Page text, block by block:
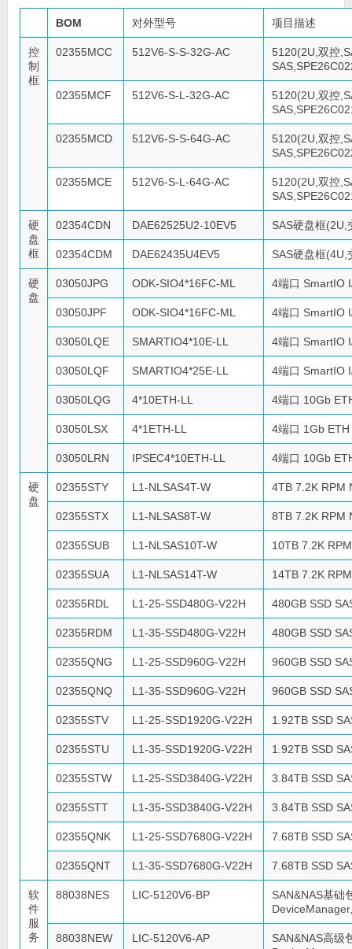
BOM 对外型号 项目描述
控
制
框
02355MCC 512V6-S-S-32G-AC
5120(2U,双控
02355MCF 512V6-S-L-32G-AC
5120(2U,双控
02355MCD 512V6-S-S-64G-AC
5120(2U,双控
02355MCE 512V6-S-L-64G-AC
5120(2U,双控
硬
盘
框
02354CDN DAE62525U2-10EV5 SAS硬盘框
02354CDM DAE62435U4EV5 SAS硬盘框
硬
盘
03050JPG ODK-SIO4*16FC-ML 4端口 SmartIO
03050JPF ODK-SIO4*16FC-ML 4端口 SmartIO
03050LQE SMARTIO4*10E-LL 4端口 SmartIO
03050LQF SMARTIO4*25E-LL 4端口 SmartIO
03050LQG 4*10ETH-LL 4端口 10Gb
03050LSX 4*1ETH-LL 4端口 1Gb
03050LRN IPSEC4*10ETH-LL 4端口 10Gb
硬
盘
02355STY L1-NLSAS4T-W 4TB 7.2K RPM
02355STX L1-NLSAS8T-W 8TB 7.2K RPM
02355SUB L1-NLSAS10T-W 10TB 7.2K
02355SUA L1-NLSAS14T-W 14TB 7.2K
02355RDL L1-25-SSD480G-V22H 480GB SSD
02355RDM L1-35-SSD480G-V22H 480GB SSD
02355QNG L1-25-SSD960G-V22H 960GB SSD
02355QNQ L1-35-SSD960G-V22H 960GB SSD
02355STV L1-25-SSD1920G-V22H 1.92TB SSD
02355STU L1-35-SSD1920G-V22H 1.92TB SSD
02355STW L1-25-SSD3840G-V22H 3.84TB SSD
02355STT L1-35-SSD3840G-V22H 3.84TB SSD
02355QNK L1-25-SSD7680G-V22H 7.68TB SSD
02355QNT L1-35-SSD7680G-V22H 7.68TB SSD
软
件
服
务
88038NES LIC-5120V6-BP
SAN&NAS基础
88038NEW LIC-5120V6-AP
SAN&NAS高级